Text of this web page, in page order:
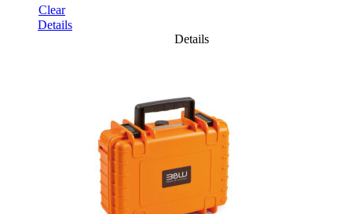
Clear
Details
Details